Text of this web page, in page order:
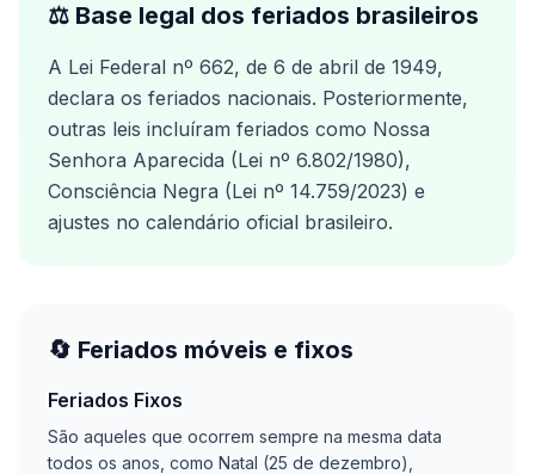
⚖️ Base legal dos feriados brasileiros
A Lei Federal nº 662, de 6 de abril de 1949,
declara os feriados nacionais. Posteriormente,
outras leis incluíram feriados como Nossa
Senhora Aparecida (Lei nº 6.802/1980),
Consciência Negra (Lei nº 14.759/2023) e
ajustes no calendário oficial brasileiro.
🔄 Feriados móveis e fixos
Feriados Fixos
São aqueles que ocorrem sempre na mesma data
todos os anos, como Natal (25 de dezembro),